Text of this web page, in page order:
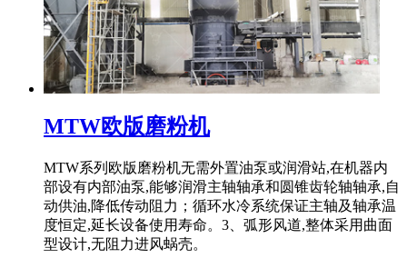
MTW欧版磨粉机
MTW系列欧版磨粉机无需外置油泵或润滑站,在机器内
部设有内部油泵,能够润滑主轴轴承和圆锥齿轮轴轴承,自
动供油,降低传动阻力；循环水冷系统保证主轴及轴承温
度恒定,延长设备使用寿命。3、弧形风道,整体采用曲面
型设计,无阻力进风蜗壳。